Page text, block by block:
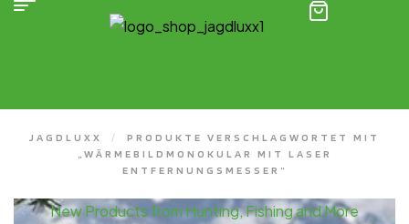
JAGDLUXX /
PRODUKTE VERSCHLAGWORTET MIT
„WÄRMEBILDMONOKULAR MIT LASER
ENTFERNUNGSMESSER“
New Products from Hunting, Fishing and More